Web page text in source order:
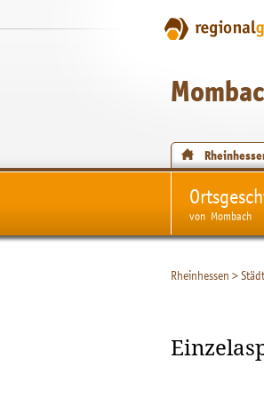
von Mombach
Rheinhessen >